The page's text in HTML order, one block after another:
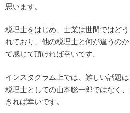
思います。
税理士をはじめ、士業は世間ではど
れており、他の税理士と何が違うの
て感じて頂ければ幸いです。
インスタグラム上では、難しい話題は
税理士としての山本聡一郎ではなく
きれば幸いです。